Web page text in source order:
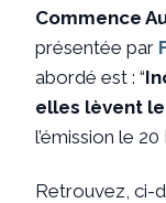
Commence
présentée par
abordé est : “
elles lèvent
l’émission le
Retrouvez, ci-